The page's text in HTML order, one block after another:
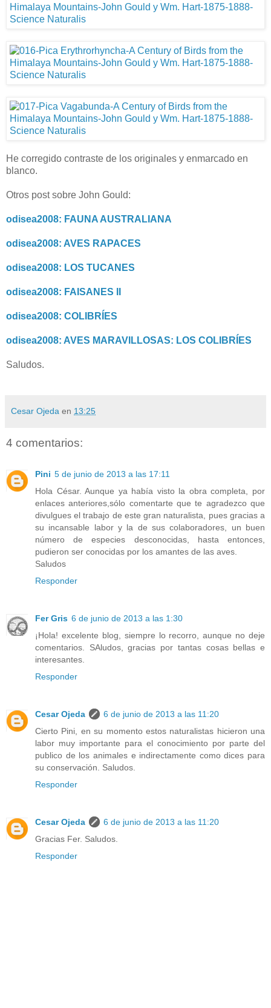
He corregido contraste de los originales y enmarcado en
blanco.
Otros post sobre John Gould:
odisea2008: FAUNA AUSTRALIANA
odisea2008: AVES RAPACES
odisea2008: LOS TUCANES
odisea2008: FAISANES II
odisea2008: COLIBRÍES
odisea2008: AVES MARAVILLOSAS: LOS COLIBRÍES
Saludos.
Cesar Ojeda en 13:25
4 comentarios:
Pini 5 de junio de 2013 a las 17:11
Hola César. Aunque ya había visto la obra completa, por
enlaces anteriores,sólo comentarte que te agradezco que
divulgues el trabajo de este gran naturalista, pues gracias a
su incansable labor y la de sus colaboradores, un buen
número de especies desconocidas, hasta entonces,
pudieron ser conocidas por los amantes de las aves.
Saludos
Responder
Fer Gris 6 de junio de 2013 a las 1:30
¡Hola! excelente blog, siempre lo recorro, aunque no deje
comentarios. SAludos, gracias por tantas cosas bellas e
interesantes.
Responder
Cesar Ojeda
6 de junio de 2013 a las 11:20
Cierto Pini, en su momento estos naturalistas hicieron una
labor muy importante para el conocimiento por parte del
publico de los animales e indirectamente como dices para
su conservación. Saludos.
Responder
Cesar Ojeda
6 de junio de 2013 a las 11:20
Gracias Fer. Saludos.
Responder